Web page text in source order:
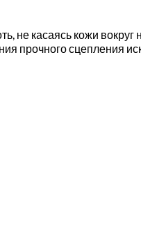
не касаясь кожи
прочного сцепления